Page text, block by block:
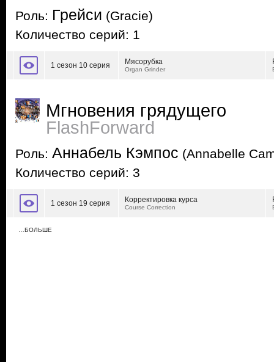
Роль: Грейси (Gracie)
Количество серий: 1
1 сезон 10 серия Мясорубка
Organ Grinder
Мгновения грядущего
FlashForward
Роль: Аннабель Кэмпос (Annabelle
Количество серий: 3
1 сезон 19 серия Корректировка курса
Course Correction
…БОЛЬШЕ